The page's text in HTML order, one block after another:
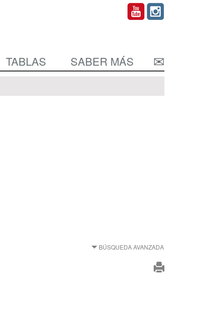
TABLAS SABER MÁS
BÚSQUEDA AVANZADA